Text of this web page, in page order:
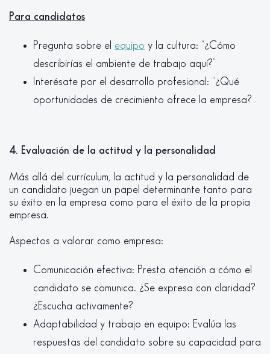
Para candidatos
Pregunta sobre el equipo y la cultura: “¿Cómo
describirías el ambiente de trabajo aquí?”
Interésate por el desarrollo profesional: “¿Qué
oportunidades de crecimiento ofrece la empresa?
4. Evaluación de la actitud y la personalidad
Más allá del currículum, la actitud y la personalidad de
un candidato juegan un papel determinante tanto para
su éxito en la empresa como para el éxito de la propia
empresa.
Aspectos a valorar como empresa:
Comunicación efectiva: Presta atención a cómo el
candidato se comunica. ¿Se expresa con claridad?
¿Escucha activamente?
Adaptabilidad y trabajo en equipo: Evalúa las
respuestas del candidato sobre su capacidad para